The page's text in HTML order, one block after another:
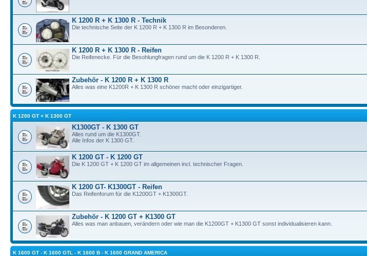
K 1200 R + K 1300 R - Technik
Die technische Seite der K 1200 R + K 1300 R im Besonderen.
K 1200 R + K 1300 R - Reifen
Die Reifenecke. Für die Besohlungfragen rund um die K 1200 R + K 1300 R.
Zubehör - K 1200 R + K 1300 R
Alles was eine K1200R + K 1300 R schöner macht oder einzigartiger.
K 1200 GT + K 1300 GT
K1300GT - K 1300 GT
Alles rund um die K1300GT.
Alle Infos der K 1300 GT.
K 1200 GT - K 1200 GT
Die K 1200 GT + K 1200 GT im allgemeinen incl. technischer Fragen.
K 1200 GT- K1300GT - Reifen
Das Reifenforum für die K1200GT + K1300GT.
Zubehör - K 1200 GT + K1300 GT
Alles was man anbauen, verändern oder wie man die K1200GT + K1300 GT sonst individualisieren kann.
K 1600 GT - K 1600 GTL - K 1600 B - K 1600 GRAND AMERICA